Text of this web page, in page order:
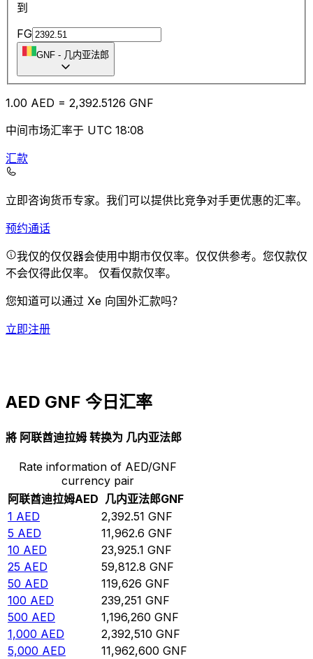
到
FG
GNF - 几内亚法郎
1.00 AED = 2,392.5126 GNF
中间市场汇率于 UTC 18:08
汇款
立即咨询货币专家。 我们可以提供比竞争对手更优惠的汇率。
预约通话
我仅的仅仅器会使用中期市仅仅率。仅仅供参考。您仅款仅
不会仅得此仅率。 仅看仅款仅率。
您知道可以通过 Xe 向国外汇款吗？
立即注册
AED GNF 今日汇率
將 阿联酋迪拉姆 转换为 几内亚法郎
Rate information of AED/GNF
currency pair
阿联酋迪拉姆AED 几内亚法郎GNF
1 AED 2,392.51 GNF
5 AED 11,962.6 GNF
10 AED 23,925.1 GNF
25 AED 59,812.8 GNF
50 AED 119,626 GNF
100 AED 239,251 GNF
500 AED 1,196,260 GNF
1,000 AED 2,392,510 GNF
5,000 AED 11,962,600 GNF